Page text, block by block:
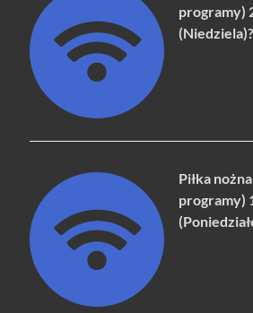
programy)
Piłka
programy)